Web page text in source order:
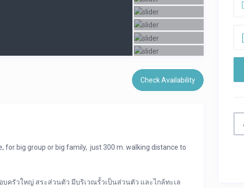
Check Availability
for big group or big family, just 300 m. walking distance to
ครัวใหญ่ สระส่วนตัว มีบริเวณรั้วเป็นส่วนตัว และไกล้ทะเล